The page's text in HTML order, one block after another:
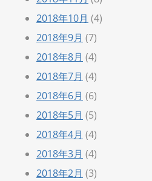
2018年10月 (4)
2018年9月 (7)
2018年8月 (4)
2018年7月 (4)
2018年6月 (6)
2018年5月 (5)
2018年4月 (4)
2018年3月 (4)
2018年2月 (3)